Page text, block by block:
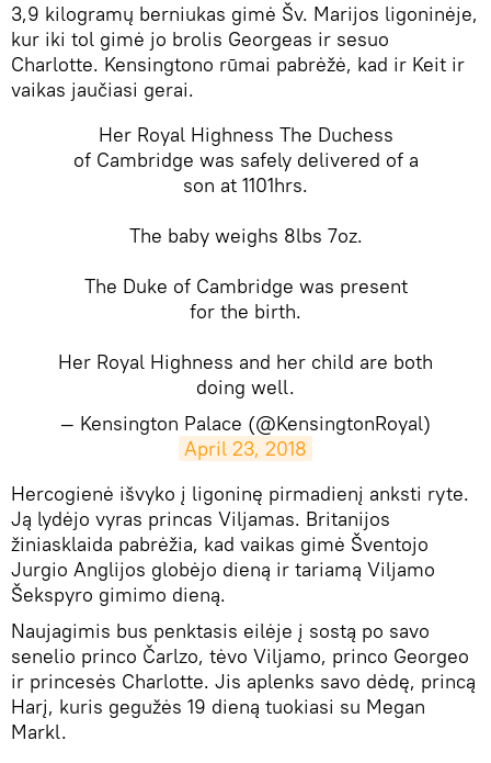
3,9 kilogramų berniukas gimė Šv. Marijos ligoninėje,
kur iki tol gimė jo brolis Georgeas ir sesuo
Charlotte. Kensingtono rūmai pabrėžė, kad ir Keit ir
vaikas jaučiasi gerai.
Her Royal Highness The Duchess
of Cambridge was safely delivered of a
son at 1101hrs.
The baby weighs 8lbs 7oz.
The Duke of Cambridge was present
for the birth.
Her Royal Highness and her child are both
doing well.
— Kensington Palace (@KensingtonRoyal)
April 23, 2018
Hercogienė išvyko į ligoninę pirmadienį anksti ryte.
Ją lydėjo vyras princas Viljamas. Britanijos
žiniasklaida pabrėžia, kad vaikas gimė Šventojo
Jurgio Anglijos globėjo dieną ir tariamą Viljamo
Šekspyro gimimo dieną.
Naujagimis bus penktasis eilėje į sostą po savo
senelio princo Čarlzo, tėvo Viljamo, princo Georgeo
ir princesės Charlotte. Jis aplenks savo dėdę, princą
Harį, kuris gegužės 19 dieną tuokiasi su Megan
Markl.